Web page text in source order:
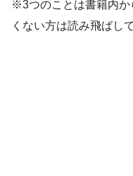
※3つのことは書籍内か
くない方は読み飛ばし